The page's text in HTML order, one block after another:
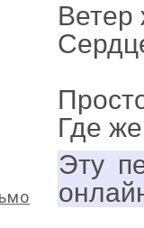
Ветер
Где
Эту